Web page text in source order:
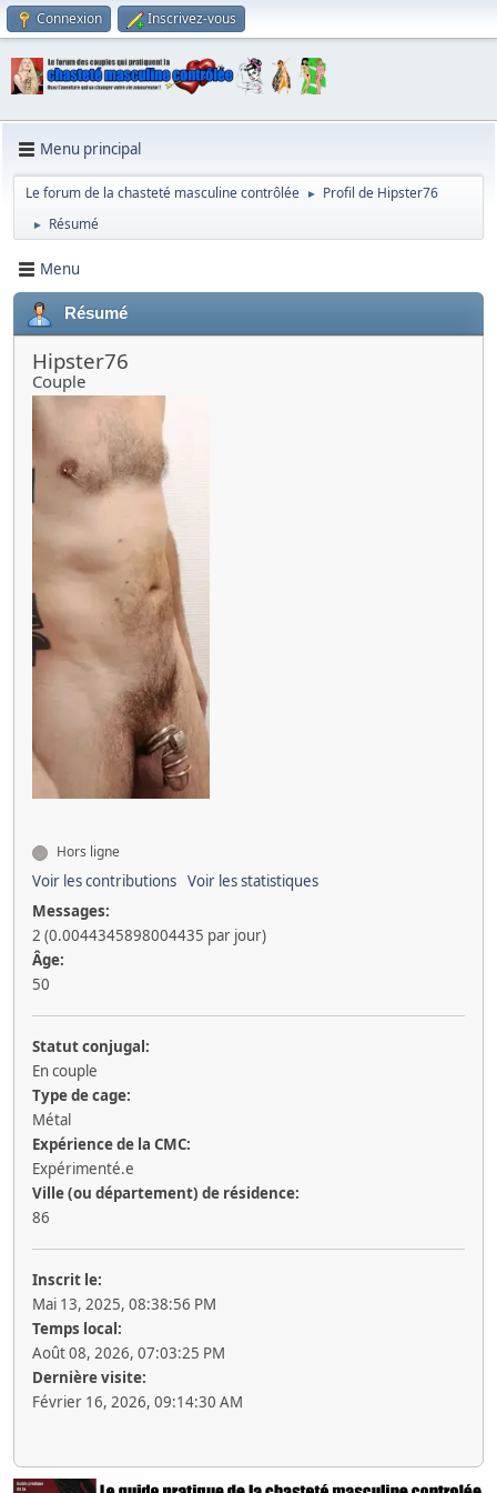
Connexion Inscrivez-vous
Menu principal
Le forum de la chasteté masculine contrôlée ► Profil de Hipster76
► Résumé
Menu
Résumé
Hipster76
Couple
Hors ligne
Voir les contributions Voir les statistiques
Messages:
2 (0.0044345898004435 par jour)
Âge:
50
Statut conjugal:
En couple
Type de cage:
Métal
Expérience de la CMC:
Expérimenté.e
Ville (ou département) de résidence:
86
Inscrit le:
Mai 13, 2025, 08:38:56 PM
Temps local:
Août 08, 2026, 07:03:25 PM
Dernière visite:
Février 16, 2026, 09:14:30 AM